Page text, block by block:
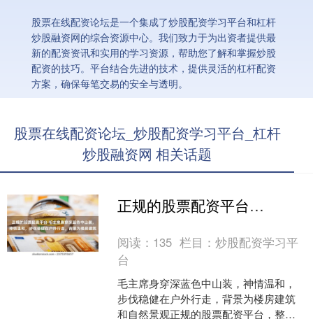
股票在线配资论坛是一个集成了炒股配资学习平台和杠杆
炒股融资网的综合资源中心。我们致力于为出资者提供最
新的配资资讯和实用的学习资源，帮助您了解和掌握炒股
配资的技巧。平台结合先进的技术，提供灵活的杠杆配资
方案，确保每笔交易的安全与透明。
股票在线配资论坛_炒股配资学习平台_杠杆
炒股融资网 相关话题
正规的股票配资平台 毛主席身穿深蓝色中山装，神情温和，步伐稳健在户外行走，背景为楼房建筑
阅读： 135 栏目：炒股配资学习平
台
毛主席身穿深蓝色中山装，神情温和，
步伐稳健在户外行走，背景为楼房建筑
和自然景观正规的股票配资平台，整体